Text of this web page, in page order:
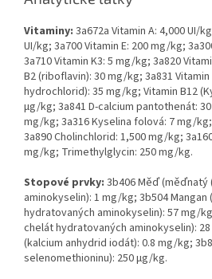
Vitaminy: 3a672a Vitamin A: 4,000 UI/
UI/kg; 3a700 Vitamin E: 200 mg/kg;
3a710 Vitamin K3: 5 mg/kg; 3a820
B2 (riboflavin): 30 mg/kg; 3a831
hydrochlorid): 35 mg/kg; Vitamin B12
µg/kg; 3a841 D-calcium pantothenát:
mg/kg; 3a316 Kyselina folová: 7 mg/
3a890 Cholinchlorid: 1,500 mg/kg;
mg/kg; Trimethylglycin: 250 mg/kg.
Stopové prvky: 3b406 Měď (měďnatý
aminokyselin): 1 mg/kg; 3b504
hydratovaných aminokyselin): 57 mg/
chelát hydratovaných aminokyselin):
(kalcium anhydrid iodát): 0.8 mg/kg;
selenomethioninu): 250 µg/kg.